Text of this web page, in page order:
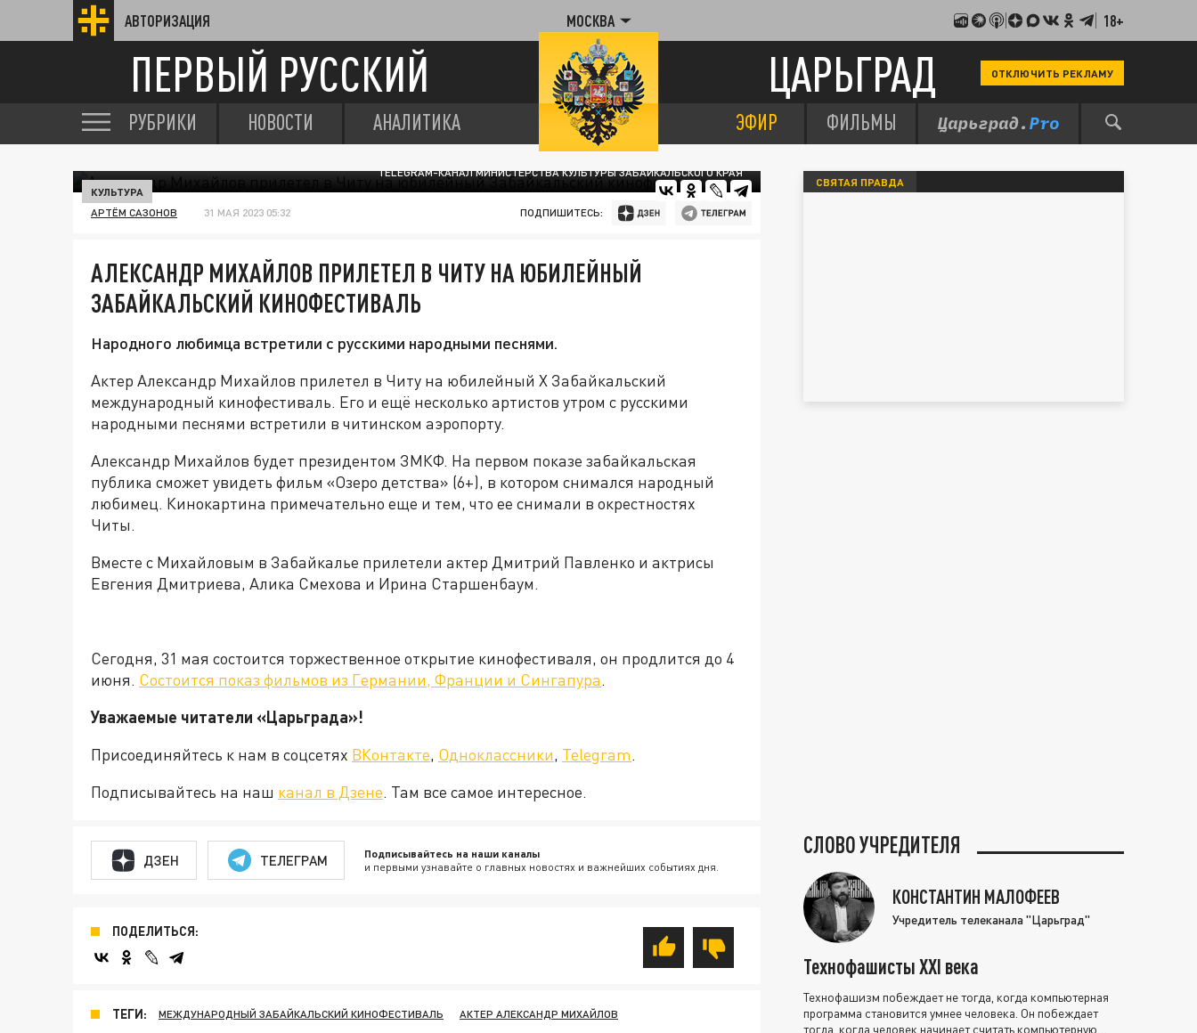
АВТОРИЗАЦИЯ МОСКВА 18+
ПЕРВЫЙ РУССКИЙ ЦАРЬГРАД ОТКЛЮЧИТЬ РЕКЛАМУ
РУБРИКИ НОВОСТИ АНАЛИТИКА ЭФИР ФИЛЬМЫ
TELEGRAM-КАНАЛ МИНИСТЕРСТВА КУЛЬТУРЫ ЗАБАЙКАЛЬСКОГО КРАЯ
КУЛЬТУРА
АРТЁМ САЗОНОВ 31 МАЯ 2023 05:32 ПОДПИШИТЕСЬ:
АЛЕКСАНДР МИХАЙЛОВ ПРИЛЕТЕЛ В ЧИТУ НА ЮБИЛЕЙНЫЙ
ЗАБАЙКАЛЬСКИЙ КИНОФЕСТИВАЛЬ
Народного любимца встретили с русскими народными песнями.
Актер Александр Михайлов прилетел в Читу на юбилейный Х Забайкальский
международный кинофестиваль. Его и ещё несколько артистов утром с русскими
народными песнями встретили в читинском аэропорту.
Александр Михайлов будет президентом ЗМКФ. На первом показе забайкальская
публика сможет увидеть фильм «Озеро детства» (6+), в котором снимался народный
любимец. Кинокартина примечательно еще и тем, что ее снимали в окрестностях
Читы.
Вместе с Михайловым в Забайкалье прилетели актер Дмитрий Павленко и актрисы
Евгения Дмитриева, Алика Смехова и Ирина Старшенбаум.
Сегодня, 31 мая состоится торжественное открытие кинофестиваля, он продлится до 4
июня. Состоится показ фильмов из Германии, Франции и Сингапура.
Уважаемые читатели «Царьграда»!
Присоединяйтесь к нам в соцсетях ВКонтакте, Одноклассники, Telegram.
Подписывайтесь на наш канал в Дзене. Там все самое интересное.
ДЗЕН ТЕЛЕГРАМ Подписывайтесь на наши каналы
и первыми узнавайте о главных новостях и важнейших событиях дня.
ПОДЕЛИТЬСЯ:
ТЕГИ: МЕЖДУНАРОДНЫЙ ЗАБАЙКАЛЬСКИЙ КИНОФЕСТИВАЛЬ АКТЕР АЛЕКСАНДР МИХАЙЛОВ
СВЯТАЯ ПРАВДА
СЛОВО УЧРЕДИТЕЛЯ
КОНСТАНТИН МАЛОФЕЕВ
Учредитель телеканала "Царьград"
Технофашисты XXI века
Технофашизм побеждает не тогда, когда компьютерная
программа становится умнее человека. Он побеждает
тогда, когда человек начинает считать компьютерную